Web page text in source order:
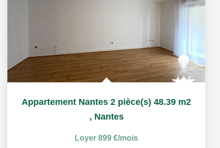
Appartement Nantes 2 pièce(s) 48.39 m2
, Nantes
Loyer 899 €/mois